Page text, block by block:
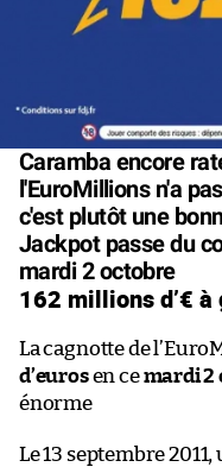
Caramba encore
l'EuroMillions n'a
c'est plutôt une
Jackpot passe du
mardi 2 octobre
162 millions d’€
La cagnotte de
d’eurosen cemardi 2
énorme
Le 13 septembre